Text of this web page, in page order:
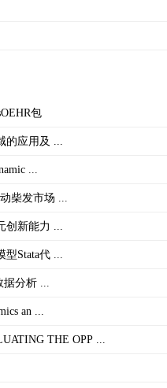
包
应用及 ...
...
柴发市场 ...
新能力 ...
Stata代 ...
分析 ...
an ...
THE OPP ...